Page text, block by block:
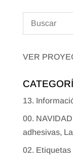
VER
13.
00.
adhesivas,
02.